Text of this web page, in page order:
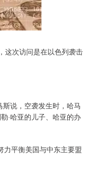
这次访问是在以色列袭击
说，空袭发生时，哈马
·哈亚的儿子、哈亚的办
力平衡美国与中东主要盟